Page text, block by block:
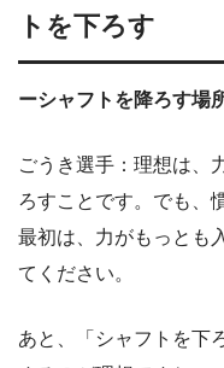
トを下ろす
ーシャフトを降ろす場
ごうき選手：理想は、
ろすことです。でも、
最初は、力がもっとも
てください。
あと、「シャフトを下